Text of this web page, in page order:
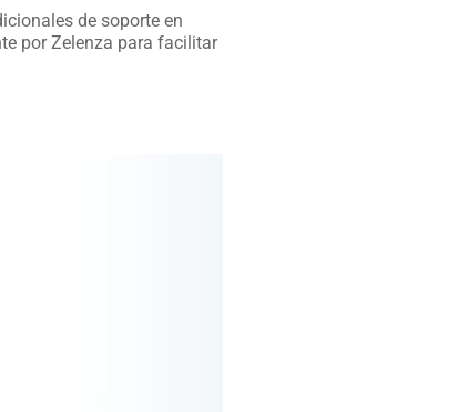
de soporte en
por Zelenza para facilitar